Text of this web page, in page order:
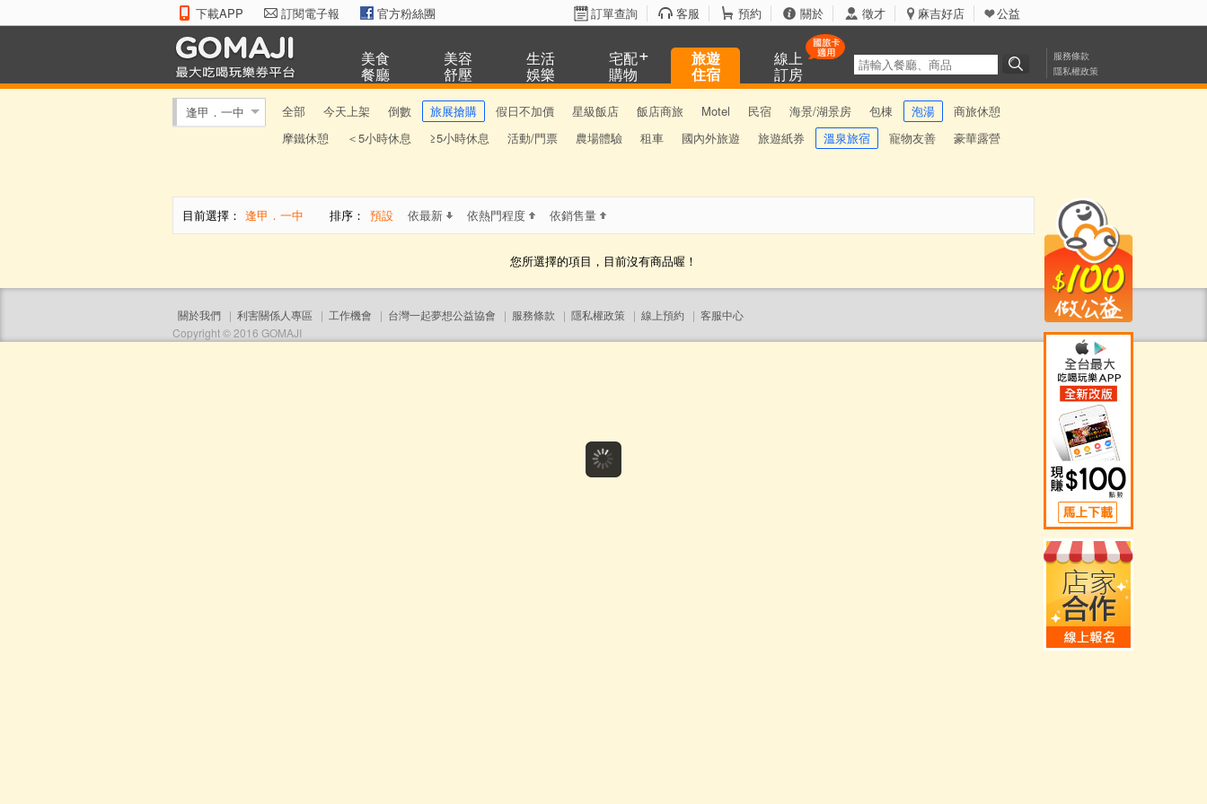
下載APP 訂閱電子報 官方粉絲團 訂單查詢 客服 預約 關於 徵才 麻吉好店 公益
美食
餐廳
美容
舒壓
生活
娛樂
宅配
購物
旅遊
住宿
線上
訂房
服務條款
隱私權政策
逢甲．一中 全部 今天上架 倒數 旅展搶購 假日不加價 星級飯店 飯店商旅 Motel 民宿 海景/湖景房 包棟 泡湯
商旅休憩
摩鐵休憩
＜5小時休息 ≥5小時休息 活動/門票 農場體驗 租車 國內外旅遊 旅遊紙券 溫泉旅宿 寵物友善 豪華露營
目前選擇： 逢甲．一中 排序： 預設 依最新 依熱門程度 依銷售量
您所選擇的項目，目前沒有商品喔！
關於我們 | 利害關係人專區 | 工作機會 | 台灣一起夢想公益協會 | 服務條款 | 隱私權政策 | 線上預約 | 客服中心
Copyright © 2016 GOMAJI